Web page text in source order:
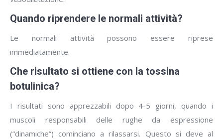
Quando riprendere le normali attività?
Le normali attività possono essere riprese
immediatamente.
Che risultato si ottiene con la tossina
botulinica?
I risultati sono apprezzabili dopo 4-5 giorni, quando i
muscoli responsabili delle rughe da espressione
(“dinamiche”) cominciano a rilassarsi. Questo si deve al